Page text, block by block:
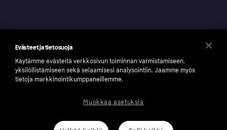
number: 556737-0431
Evästeet ja tietosuoja
Käytämme evästeitä verkkosivun toiminnan varmistamiseen,
yksilöllistämiseen sekä selaamisesi analysointiin. Jaamme myös
tietoja markkinointikumppaneillemme.
Muokkaa asetuksia